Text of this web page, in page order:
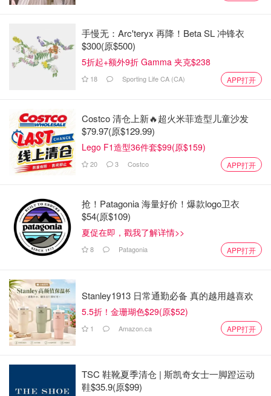
图片来源@三团，版权属于原作者
🍒去核
冷却片刻后，一颗颗将核掏出，只剩下其果肉。
手慢无：Arc'teryx 再降！Beta SL 冲锋衣
$300(原$500)
5折起+额外9折 Gamma 夹克$238
18 Sporting Life CA (CA) APP打开
Costco 清仓上新🔥超火米菲造型儿童沙发
$79.97(原$129.99)
Lego F1造型36件套$99(原$159)
20 3 Costco APP打开
抢！Patagonia 海量好价！爆款logo卫衣
$54(原$109)
夏促在即，戳我了解详情>>
8 Patagonia APP打开
Stanley1913 日常通勤必备 真的越用越喜欢
5.5折！金珊瑚色$29(原$52)
1 Amazon.ca APP打开
TSC 鞋靴夏季清仓 | 斯凯奇女士一脚蹬运动
鞋$35.9(原$99)